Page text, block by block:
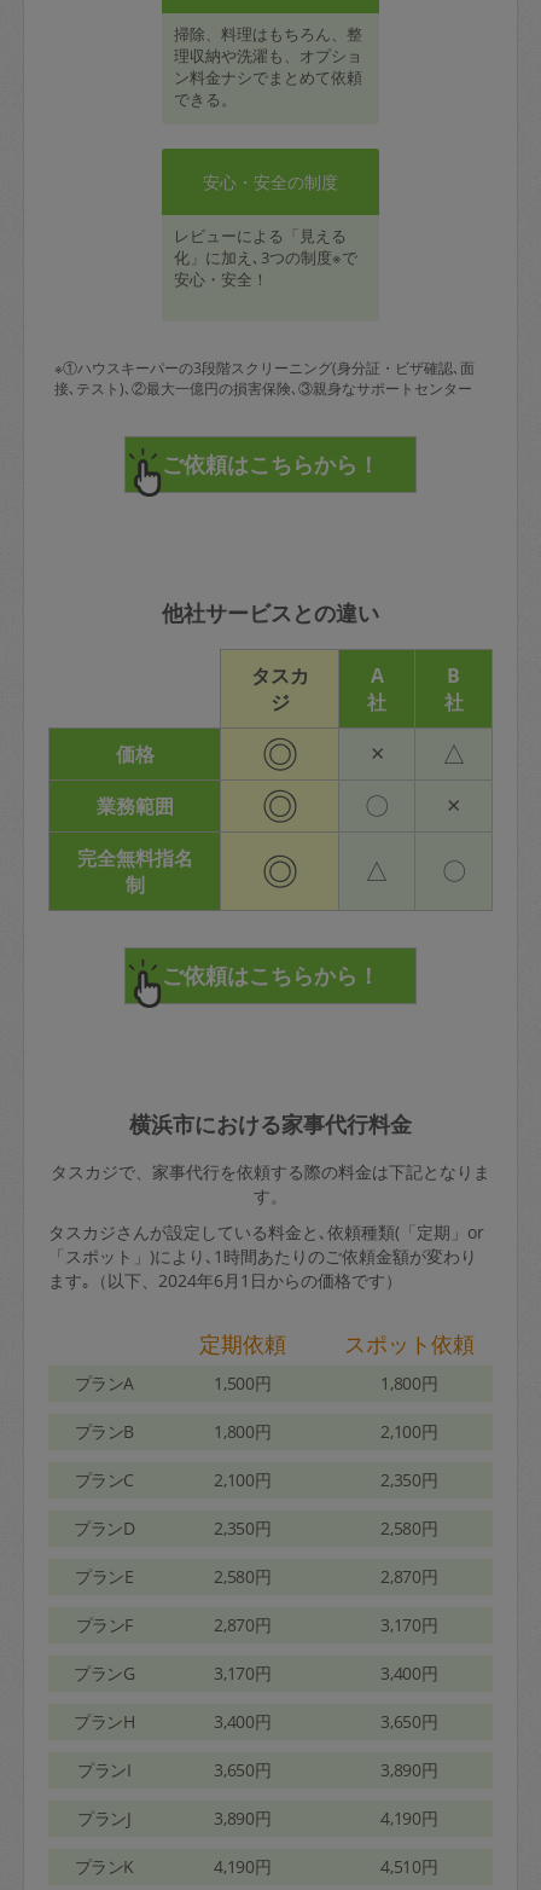
掃除、料理はもちろん、整
理収納や洗濯も、オプショ
ン料金ナシでまとめて依頼
できる。
安心・安全の制度
レビューによる「見える
化」に加え､3つの制度※で
安心・安全！
※①ハウスキーパーの3段階スクリーニング(身分証・ビザ確認､面
接､テスト)､②最大一億円の損害保険､③親身なサポートセンター
他社サービスとの違い
タスカ
ジ
A
社
B
社
価格
◎ × △
業務範囲 ◎ 〇 ×
完全無料指名
制
◎ △ 〇
横浜市における家事代行料金
タスカジで、家事代行を依頼する際の料金は下記となりま
す。
タスカジさんが設定している料金と､依頼種類(「定期」or
「スポット」)により､1時間あたりのご依頼金額が変わり
ます｡（以下、2024年6月1日からの価格です）
定期依頼 スポット依頼
プランA 1,500円 1,800円
プランB 1,800円 2,100円
プランC 2,100円 2,350円
プランD 2,350円 2,580円
プランE 2,580円 2,870円
プランF 2,870円 3,170円
プランG 3,170円 3,400円
プランH 3,400円 3,650円
プランI 3,650円 3,890円
プランJ 3,890円 4,190円
プランK 4,190円 4,510円